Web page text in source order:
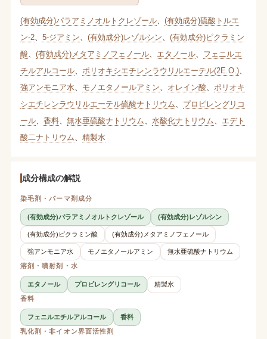
(有効成分)パラアミノオルトクレゾール、 (有効成分)硫酸トルエ
ン-2、 5-ジアミン (有効成分)レゾルシン
(有効成分)ピクラミン
酸
(有効成分)メタアミノフェノール、 エタノール、 フェニルエ
チルアルコール、 ポリオキシエチレンラウリルエーテル(2E.O.)、
強アンモニア水
モノエタノールアミン オレイン酸
ポリオキ
シエチレンラウリルエーテル硫酸ナトリウム
プロピレングリコ
ール、 香料、 無水亜硫酸ナトリウム 水酸化ナトリウム
エデト
酸二ナトリウム
精製水
成分構成の解説
染毛剤・パーマ剤成分
(有効成分)パラアミノオルトクレゾール (有効成分)レゾルシン
(有効成分)ピクラミン酸 (有効成分)メタアミノフェノール
強アンモニア水 モノエタノールアミン
無水亜硫酸ナトリウム
溶剤・噴射剤・水
エタノール プロピレングリコール
精製水
香料
フェニルエチルアルコール
香料
乳化剤・非イオン界面活性剤